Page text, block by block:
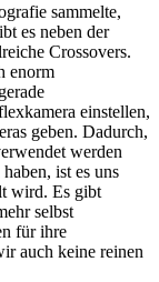
sammelte,
es neben der
Crossovers.
enorm
einstellen,
geben. Dadurch,
werden
ist es uns
wird. Es gibt
selbst
für ihre
auch keine reinen